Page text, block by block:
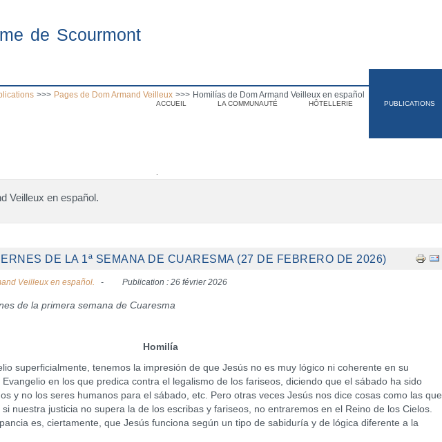
de Scourmont
ACCUEIL LA COMMUNAUTÉ HÔTELLERIE PUBLICATIONS
>>> Pages de Dom Armand Veilleux >>> Homilías de Dom Armand Veilleux en español
Veilleux en español.
DE LA 1ª SEMANA DE CUARESMA (27 DE FEBRERO DE 2026)
Veilleux en español. Publication : 26 février 2026
de la primera semana de Cuaresma
Homilía
superficialmente, tenemos la impresión de que Jesús no es muy lógico ni coherente en su
en los que predica contra el legalismo de los fariseos, diciendo que el sábado ha sido
y no los seres humanos para el sábado, etc. Pero otras veces Jesús nos dice cosas como las que
nuestra justicia no supera la de los escribas y fariseos, no entraremos en el Reino de los Cielos.
es, ciertamente, que Jesús funciona según un tipo de sabiduría y de lógica diferente a la